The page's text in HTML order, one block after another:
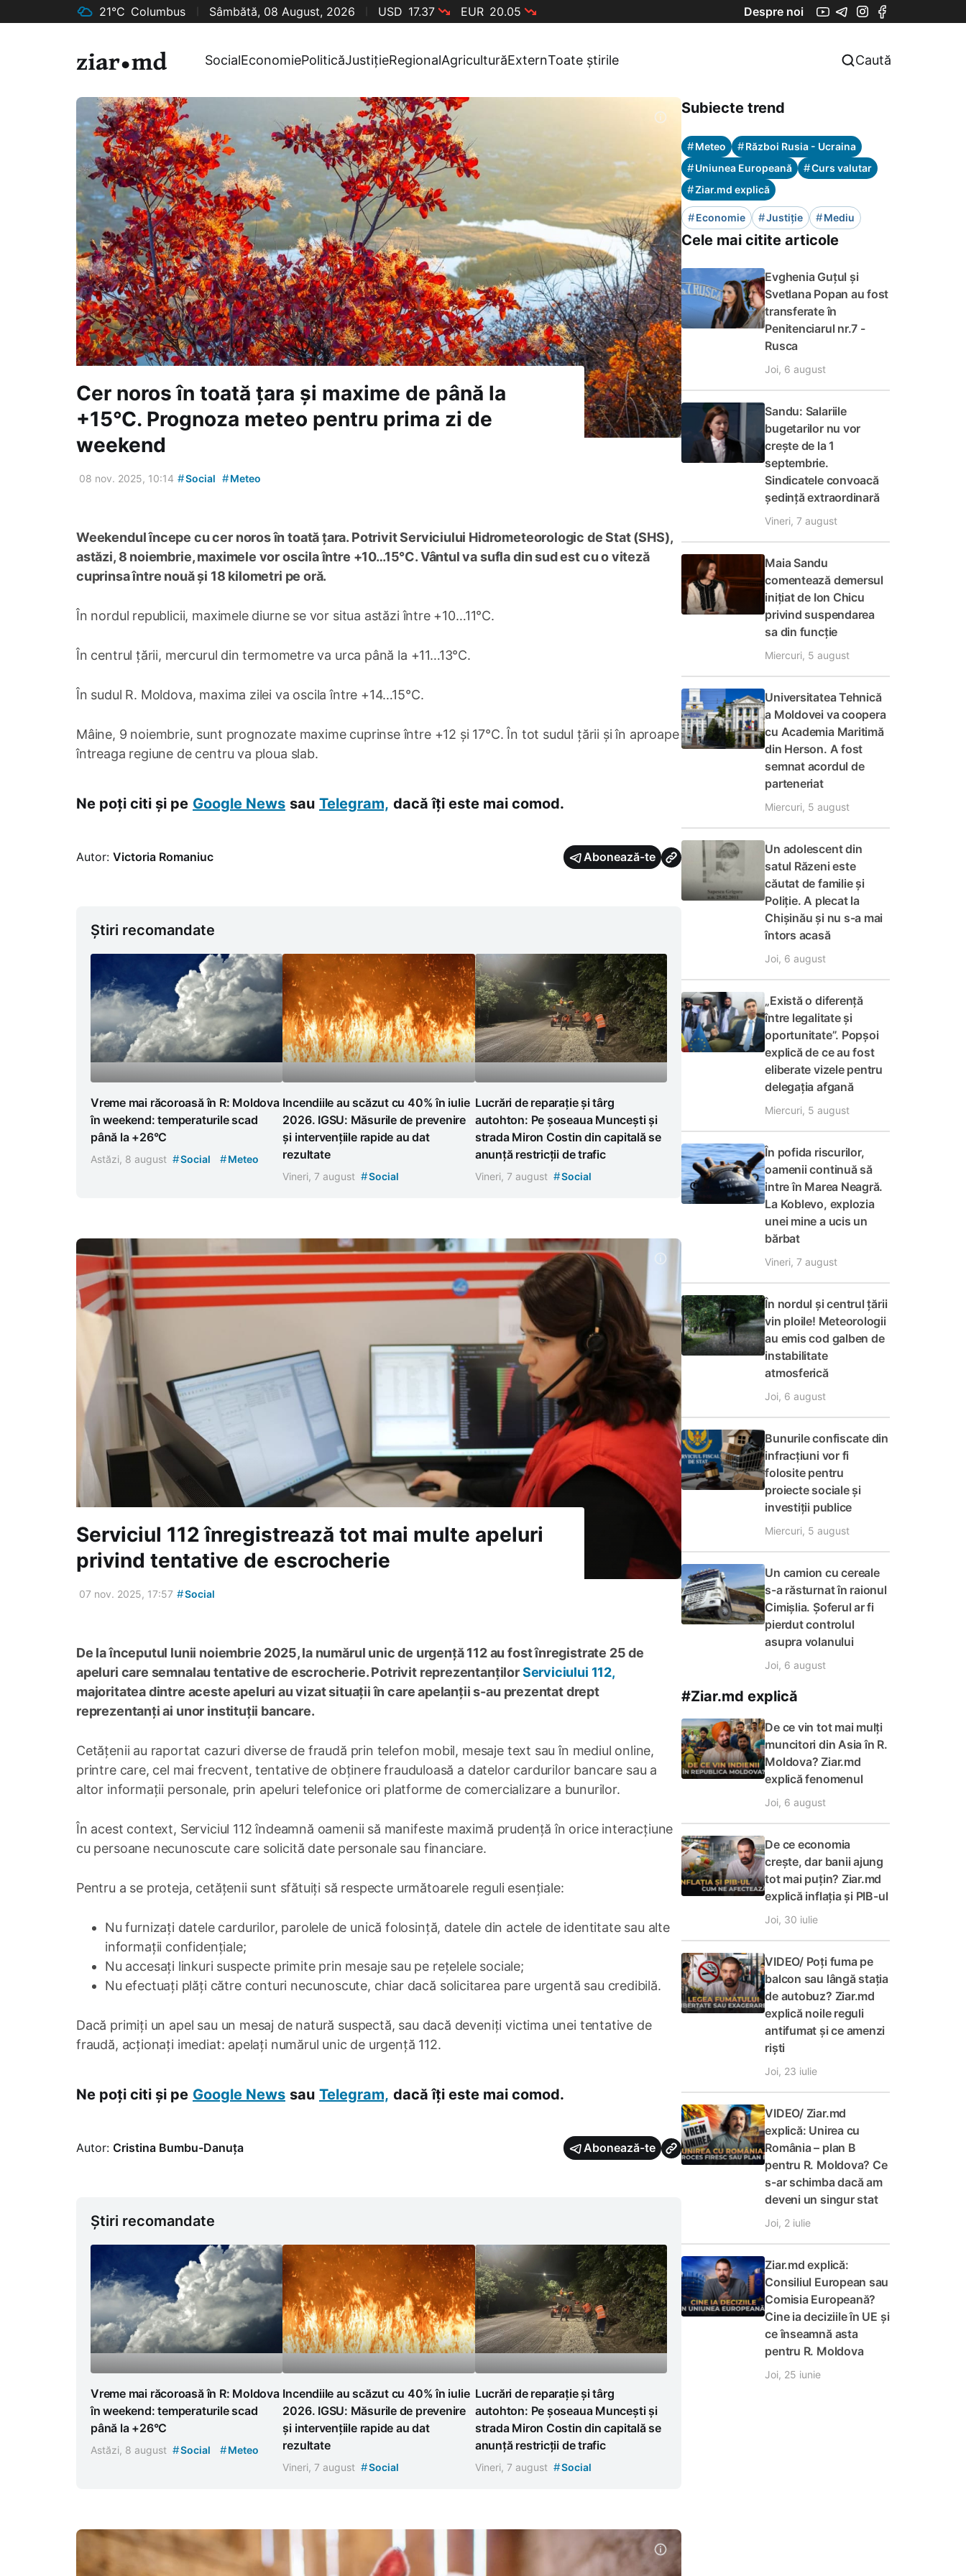
21°C Columbus Sâmbătă, 08 August, 2026 USD 17.37 EUR 20.05 Despre noi
SocialEconomiePoliticăJustițieRegionalAgriculturăExternToate știrile Caută
Cer noros în toată țara și maxime de până la
+15°C. Prognoza meteo pentru prima zi de
weekend
08 nov. 2025, 10:14 #Social #Meteo
Weekendul începe cu cer noros în toată țara. Potrivit Serviciului Hidrometeorologic de Stat (SHS),
astăzi, 8 noiembrie, maximele vor oscila între +10…15°C. Vântul va sufla din sud est cu o viteză
cuprinsa între nouă și 18 kilometri pe oră.
În nordul republicii, maximele diurne se vor situa astăzi între +10…11°C.
În centrul țării, mercurul din termometre va urca până la +11…13°C.
În sudul R. Moldova, maxima zilei va oscila între +14…15°C.
Mâine, 9 noiembrie, sunt prognozate maxime cuprinse între +12 și 17°C. În tot sudul țării și în aproape
întreaga regiune de centru va ploua slab.
Ne poți citi și pe Google News sau Telegram, dacă îți este mai comod.
Autor: Victoria Romaniuc Abonează-te
Știri recomandate
Vreme mai răcoroasă în R: Moldova
în weekend: temperaturile scad
până la +26°C
Astăzi, 8 august #Social #Meteo
Incendiile au scăzut cu 40% în iulie
2026. IGSU: Măsurile de prevenire
și intervențiile rapide au dat
rezultate
Vineri, 7 august #Social
Lucrări de reparație și târg
autohton: Pe șoseaua Muncești și
strada Miron Costin din capitală se
anunță restricții de trafic
Vineri, 7 august #Social
Serviciul 112 înregistrează tot mai multe apeluri
privind tentative de escrocherie
07 nov. 2025, 17:57 #Social
De la începutul lunii noiembrie 2025, la numărul unic de urgență 112 au fost înregistrate 25 de
apeluri care semnalau tentative de escrocherie. Potrivit reprezentanțilorServiciului 112,
majoritatea dintre aceste apeluri au vizat situații în care apelanții s-au prezentat drept
reprezentanți ai unor instituții bancare.
Cetățenii au raportat cazuri diverse de fraudă prin telefon mobil, mesaje text sau în mediul online,
printre care, cel mai frecvent, tentative de obținere frauduloasă a datelor cardurilor bancare sau a
altor informații personale, prin apeluri telefonice ori platforme de comercializare a bunurilor.
În acest context, Serviciul 112 îndeamnă oamenii să manifeste maximă prudență în orice interacțiune
cu persoane necunoscute care solicită date personale sau financiare.
Pentru a se proteja, cetățenii sunt sfătuiți să respecte următoarele reguli esențiale:
Nu furnizați datele cardurilor, parolele de unică folosință, datele din actele de identitate sau alte
informații confidențiale;
Nu accesați linkuri suspecte primite prin mesaje sau pe rețelele sociale;
Nu efectuați plăți către conturi necunoscute, chiar dacă solicitarea pare urgentă sau credibilă.
Dacă primiți un apel sau un mesaj de natură suspectă, sau dacă deveniți victima unei tentative de
fraudă, acționați imediat: apelați numărul unic de urgență 112.
Ne poți citi și pe Google News sau Telegram, dacă îți este mai comod.
Autor: Cristina Bumbu-Danuța Abonează-te
Știri recomandate
Vreme mai răcoroasă în R: Moldova
în weekend: temperaturile scad
până la +26°C
Astăzi, 8 august #Social #Meteo
Incendiile au scăzut cu 40% în iulie
2026. IGSU: Măsurile de prevenire
și intervențiile rapide au dat
rezultate
Vineri, 7 august #Social
Lucrări de reparație și târg
autohton: Pe șoseaua Muncești și
strada Miron Costin din capitală se
anunță restricții de trafic
Vineri, 7 august #Social
Subiecte trend
#Meteo #Război Rusia - Ucraina
#Uniunea Europeană #Curs valutar
#Ziar.md explică
#Economie #Justiție #Mediu
Cele mai citite articole
Evghenia Guțul și
Svetlana Popan au fost
transferate în
Penitenciarul nr.7 -
Rusca
Joi, 6 august
Sandu: Salariile
bugetarilor nu vor
crește de la 1
septembrie.
Sindicatele convoacă
ședință extraordinară
Vineri, 7 august
Maia Sandu
comentează demersul
inițiat de Ion Chicu
privind suspendarea
sa din funcție
Miercuri, 5 august
Universitatea Tehnică
a Moldovei va coopera
cu Academia Maritimă
din Herson. A fost
semnat acordul de
parteneriat
Miercuri, 5 august
Un adolescent din
satul Răzeni este
căutat de familie și
Poliție. A plecat la
Chișinău și nu s-a mai
întors acasă
Joi, 6 august
„Există o diferență
între legalitate și
oportunitate”. Popșoi
explică de ce au fost
eliberate vizele pentru
delegația afgană
Miercuri, 5 august
În pofida riscurilor,
oamenii continuă să
intre în Marea Neagră.
La Koblevo, explozia
unei mine a ucis un
bărbat
Vineri, 7 august
În nordul și centrul țării
vin ploile! Meteorologii
au emis cod galben de
instabilitate
atmosferică
Joi, 6 august
Bunurile confiscate din
infracțiuni vor fi
folosite pentru
proiecte sociale și
investiții publice
Miercuri, 5 august
Un camion cu cereale
s-a răsturnat în raionul
Cimișlia. Șoferul ar fi
pierdut controlul
asupra volanului
Joi, 6 august
#Ziar.md explică
De ce vin tot mai mulți
muncitori din Asia în R.
Moldova? Ziar.md
explică fenomenul
Joi, 6 august
De ce economia
crește, dar banii ajung
tot mai puțin? Ziar.md
explică inflația și PIB-ul
Joi, 30 iulie
VIDEO/ Poți fuma pe
balcon sau lângă stația
de autobuz? Ziar.md
explică noile reguli
antifumat și ce amenzi
riști
Joi, 23 iulie
VIDEO/ Ziar.md
explică: Unirea cu
România – plan B
pentru R. Moldova? Ce
s-ar schimba dacă am
deveni un singur stat
Joi, 2 iulie
Ziar.md explică:
Consiliul European sau
Comisia Europeană?
Cine ia deciziile în UE și
ce înseamnă asta
pentru R. Moldova
Joi, 25 iunie